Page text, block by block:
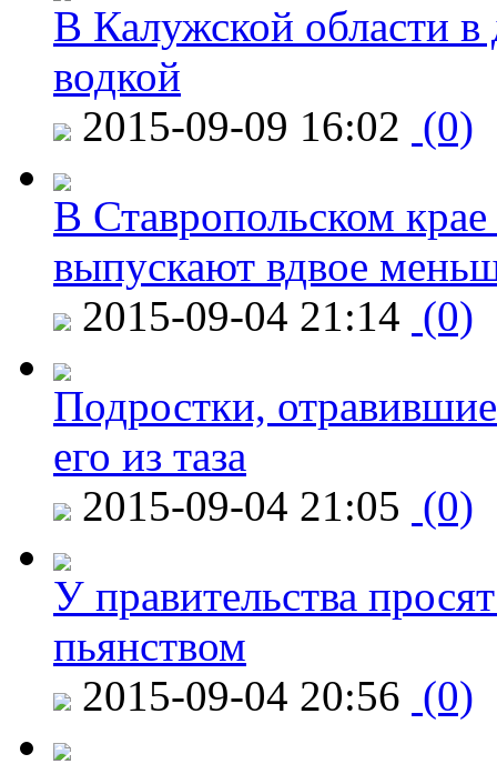
В Калужской области в
водкой
2015-09-09 16:02 (0)
В Ставропольском
выпускают вдвое
2015-09-04 21:14 (0)
Подростки,
его из таза
2015-09-04 21:05 (0)
У правительства
пьянством
2015-09-04 20:56 (0)